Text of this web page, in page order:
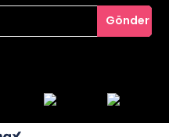
Gönder